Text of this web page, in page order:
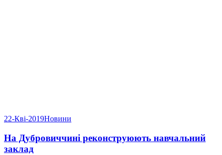
22-Кві-2019Новини
На Дубровиччині реконструюють навчальний
заклад